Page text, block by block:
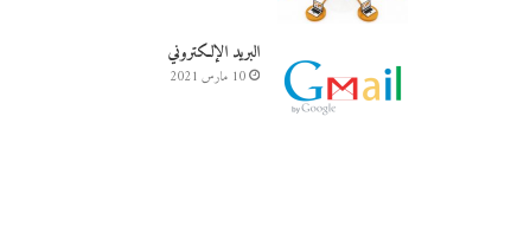
البريد الإلكتروني
10 مارس 2021